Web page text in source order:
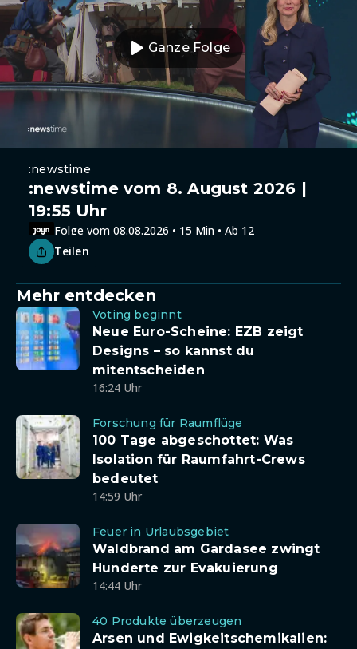
Ganze Folge
:newstime
:newstime vom 8. August 2026 |
19:55 Uhr
Folge vom 08.08.2026 • 15 Min • Ab 12
Teilen
Mehr entdecken
Voting beginnt
Neue Euro-Scheine: EZB zeigt
Designs – so kannst du
mitentscheiden
16:24 Uhr
Forschung für Raumflüge
100 Tage abgeschottet: Was
Isolation für Raumfahrt-Crews
bedeutet
14:59 Uhr
Feuer in Urlaubsgebiet
Waldbrand am Gardasee zwingt
Hunderte zur Evakuierung
14:44 Uhr
40 Produkte überzeugen
Arsen und Ewigkeitschemikalien: